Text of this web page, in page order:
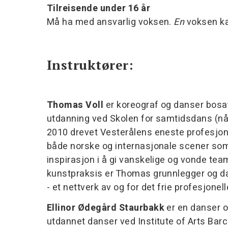
Tilreisende under 16 år
Må ha med ansvarlig voksen. Envoksen
Instruktører:
Thomas Voll er koreograf og danser
utdanning ved Skolen for samtidsdans
2010 drevet Vesterålens eneste
både norske og internasjonale scener
inspirasjon i å gi vanskelige og vonde
kunstpraksis er Thomas grunnlegger og
- et nettverk av og for det frie
Ellinor Ødegård Staurbakker en danser
utdannet danser ved Institute of Arts